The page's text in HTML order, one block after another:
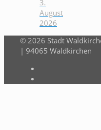
3.
August
2026
© 2026 Stadt
| 94065 Waldkirchen